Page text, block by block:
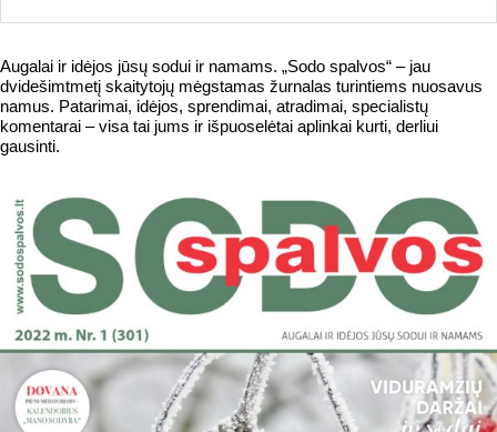
Augalai ir idėjos jūsų sodui ir namams. „Sodo spalvos“ – jau
dvidešimtmetį skaitytojų mėgstamas žurnalas turintiems nuosavus
namus. Patarimai, idėjos, sprendimai, atradimai, specialistų
komentarai – visa tai jums ir išpuoselėtai aplinkai kurti, derliui
gausinti.